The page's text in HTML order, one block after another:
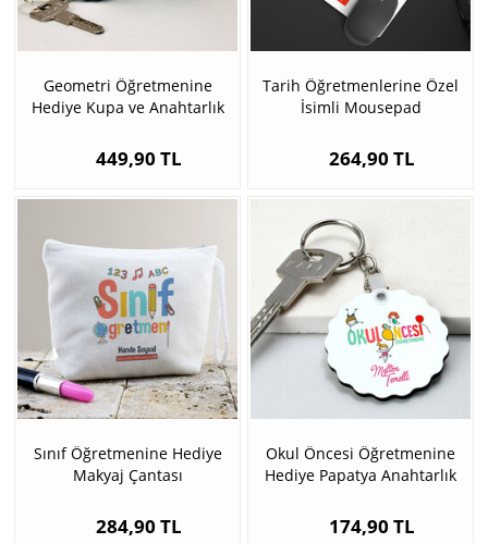
Geometri Öğretmenine
Hediye Kupa ve Anahtarlık
449,90 TL
Tarih Öğretmenlerine Özel
İsimli Mousepad
264,90 TL
Sınıf Öğretmenine Hediye
Makyaj Çantası
284,90 TL
Okul Öncesi Öğretmenine
Hediye Papatya Anahtarlık
174,90 TL